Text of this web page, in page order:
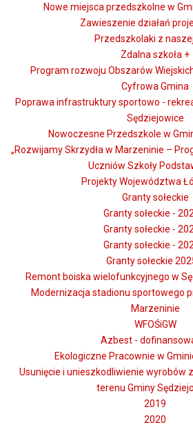
Nowe miejsca przedszkolne w
Zawieszenie działań
Przedszkolaki z
Zdalna szkoła +
Program rozwoju Obszarów
Cyfrowa Gmina
Poprawa infrastruktury sportowo -
Sędziejowice
Nowoczesne Przedszkole w
„Rozwijamy Skrzydła w Marzeninie –
Uczniów Szkoły
Projekty Województwa
Granty sołeckie
Granty sołeckie -
Granty sołeckie -
Granty sołeckie -
Granty sołeckie
Remont boiska wielofunkcyjnego w
Modernizacja stadionu sportowego
Marzeninie
WFOŚiGW
Azbest -
Ekologiczne Pracownie w
Usunięcie i unieszkodliwienie wyrobów
terenu Gminy
2019
2020